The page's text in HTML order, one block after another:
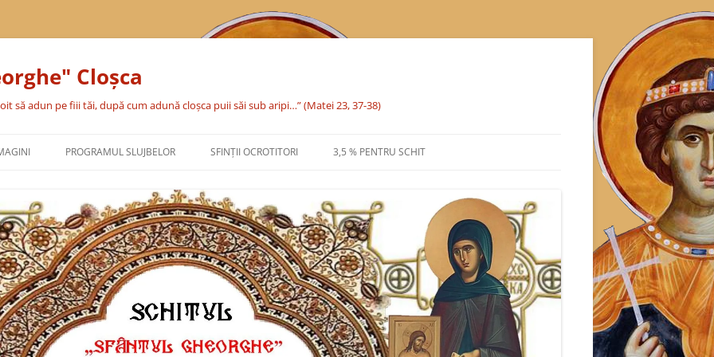
Cloşca
să adun pe fiii tăi, după cum adună cloşca puii săi sub aripi…” (Matei 23, 37-38)
PROGRAMUL SLUJBELOR SFINŢII OCROTITORI
SFÂNTUL MARE MUCENIC
GHEORGHE
3,5 % PENTRU SCHIT